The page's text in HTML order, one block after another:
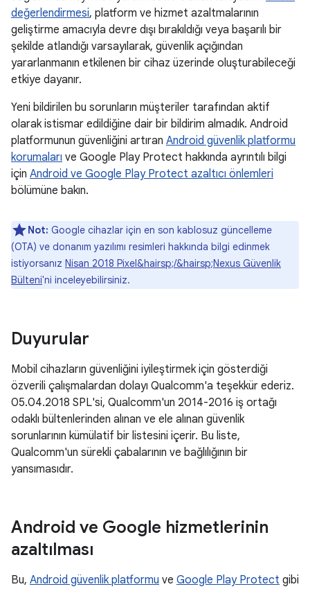
değerlendirmesi, platform ve hizmet azaltmalarının
geliştirme amacıyla devre dışı bırakıldığı veya başarılı bir
şekilde atlandığı varsayılarak, güvenlik açığından
yararlanmanın etkilenen bir cihaz üzerinde oluşturabileceği
etkiye dayanır.
Yeni bildirilen bu sorunların müşteriler tarafından aktif
olarak istismar edildiğine dair bir bildirim almadık. Android
platformunun güvenliğini artıran Android güvenlik platformu
korumaları ve Google Play Protect hakkında ayrıntılı bilgi
için Android ve Google Play Protect azaltıcı önlemleri
bölümüne bakın.
Not: Google cihazlar için en son kablosuz güncelleme
(OTA) ve donanım yazılımı resimleri hakkında bilgi edinmek
istiyorsanız Nisan 2018 Pixel&hairsp;/&hairsp;Nexus Güvenlik
Bülteni'ni inceleyebilirsiniz.
Duyurular
Mobil cihazların güvenliğini iyileştirmek için gösterdiği
özverili çalışmalardan dolayı Qualcomm'a teşekkür ederiz.
05.04.2018 SPL'si, Qualcomm'un 2014-2016 iş ortağı
odaklı bültenlerinden alınan ve ele alınan güvenlik
sorunlarının kümülatif bir listesini içerir. Bu liste,
Qualcomm'un sürekli çabalarının ve bağlılığının bir
yansımasıdır.
Android ve Google hizmetlerinin
azaltılması
Bu, Android güvenlik platformu ve Google Play Protect gibi